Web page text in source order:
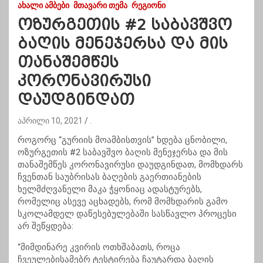
ᲐᲮᲐᲚᲘ ᲐᲛᲑᲔᲑᲘ ᲛᲗᲐᲕᲐᲠᲘ ᲗᲔᲛᲐ ᲠᲔᲒᲘᲝᲜᲘ
ოზურგეთის #2 საბავშვო
ბაღის მენეჯერსა და მის
თანაშემწეს
კორონავირუსი
დაუდგინდათ
აპრილი 10, 2021
როგორც “გურიის მოამბისთვის” ხდება ცნობილი,
ოზურგეთის #2 საბავშვო ბაღის მენეჯერსა და მის
თანაშემწეს კორონავირუსი დაუდგინდათ, მომხდარს
ჩვენთან საუბრისას ბაღების გაერთიანების
ხელმძღვანელი მაკა ჭყონიაც ადასტურებს,
რომელიც ასევე აცხადებს, რომ მომხდარის გამო
სკოლამდელ დაწესებულებაში სასწავლო პროცესი
არ შეწყდება:
“მიმდინარე კვირის ოთხშაბათს, როცა
ჩვეულებისამებრ ტესტირება ჩაუტარდა ბაღის